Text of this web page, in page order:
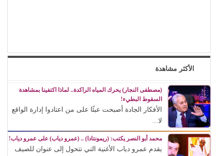
الأكثر مشاهدة
(مصطفى النجار) يحرك المياه الراكدة.. لماذا اكتفينا بمشاهدة
السقوط البطيء!
الأفكار الجادة أصبحت عبئًا على من اعتادوا إدارة الواقع
لا...
محمد أبو النصر يكتب: (ريمونتادا) .. (عمرو دياب) على عمرو دياب!
يقدم عمرو دياب الأغنية التي تتحول إلى عنوان للصيف